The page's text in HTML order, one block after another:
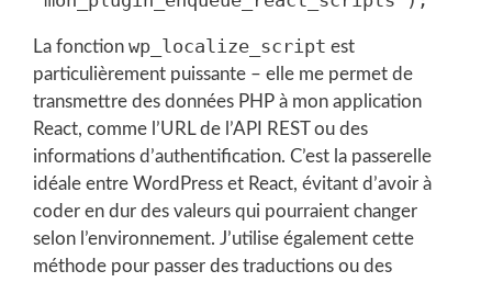
La fonction wp_localize_script est
particulièrement puissante – elle me permet de
transmettre des données PHP à mon application
React, comme l’URL de l’API REST ou des
informations d’authentification. C’est la passerelle
idéale entre WordPress et React, évitant d’avoir à
coder en dur des valeurs qui pourraient changer
selon l’environnement. J’utilise également cette
méthode pour passer des traductions ou des